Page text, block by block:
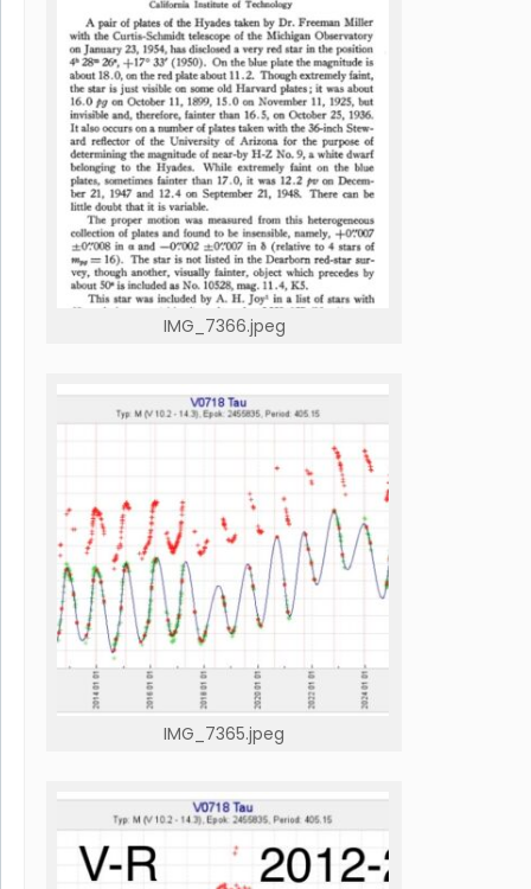
IMG_7366.jpeg
IMG_7365.jpeg